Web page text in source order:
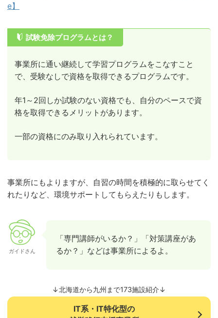
e】
試験免除プログラムとは？
事業所に通い継続して学習プログラムをこなすこと
で、受験なしで資格を取得できるプログラムです。
年1～2回しか試験のない資格でも、自分のペースで資
格を取得できるメリットがあります。
一部の資格にのみ取り入れられています。
事業所にもよりますが、自習の時間を積極的に取らせてく
れたりなど、環境サポートしてもらえたりもします。
ガイドさん
「専門講師がいるか？」「対策講座があ
るか？」などは事業所によるよ。
↓北海道から九州まで173施設紹介↓
IT系・IT特化型の